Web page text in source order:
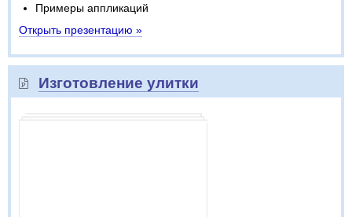
Примеры аппликаций
Открыть презентацию »
Изготовление улитки